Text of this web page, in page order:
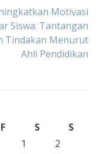
Motivasi
Siswa: Tantangan
Tindakan Menurut
Ahli Pendidikan
F S
S
1
2